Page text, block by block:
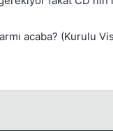
acaba? (Kurulu